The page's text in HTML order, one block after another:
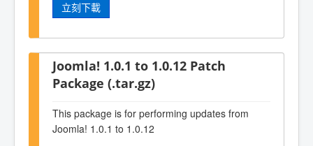
立刻下載
Joomla! 1.0.1 to 1.0.12 Patch
Package (.tar.gz)
This package is for performing updates from
Joomla! 1.0.1 to 1.0.12